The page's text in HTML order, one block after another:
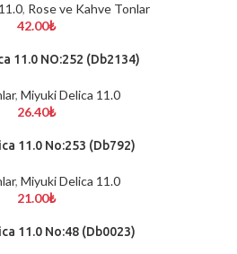
, Rose ve Kahve Tonlar
42.00₺
11.0 NO:252 (Db2134)
, Miyuki Delica 11.0
26.40₺
11.0 No:253 (Db792)
, Miyuki Delica 11.0
21.00₺
11.0 No:48 (Db0023)